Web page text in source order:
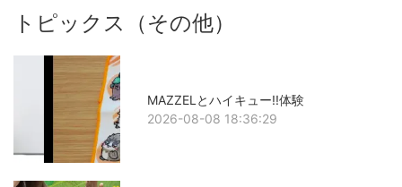
トピックス（その他）
MAZZELとハイキュー!!体験
2026-08-08 18:36:29